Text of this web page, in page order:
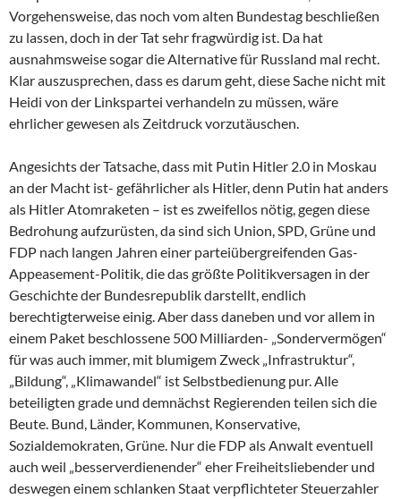
Vorgehensweise, das noch vom alten Bundestag beschließen
zu lassen, doch in der Tat sehr fragwürdig ist. Da hat
ausnahmsweise sogar die Alternative für Russland mal recht.
Klar auszusprechen, dass es darum geht, diese Sache nicht mit
Heidi von der Linkspartei verhandeln zu müssen, wäre
ehrlicher gewesen als Zeitdruck vorzutäuschen.
Angesichts der Tatsache, dass mit Putin Hitler 2.0 in Moskau
an der Macht ist- gefährlicher als Hitler, denn Putin hat anders
als Hitler Atomraketen – ist es zweifellos nötig, gegen diese
Bedrohung aufzurüsten, da sind sich Union, SPD, Grüne und
FDP nach langen Jahren einer parteiübergreifenden Gas-
Appeasement-Politik, die das größte Politikversagen in der
Geschichte der Bundesrepublik darstellt, endlich
berechtigterweise einig. Aber dass daneben und vor allem in
einem Paket beschlossene 500 Milliarden- „Sondervermögen“
für was auch immer, mit blumigem Zweck „Infrastruktur“,
„Bildung“, „Klimawandel“ ist Selbstbedienung pur. Alle
beteiligten grade und demnächst Regierenden teilen sich die
Beute. Bund, Länder, Kommunen, Konservative,
Sozialdemokraten, Grüne. Nur die FDP als Anwalt eventuell
auch weil „besserverdienender“ eher Freiheitsliebender und
deswegen einem schlanken Staat verpflichteter Steuerzahler